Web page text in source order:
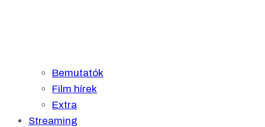
Bemutatók
Film hírek
Extra
Streaming